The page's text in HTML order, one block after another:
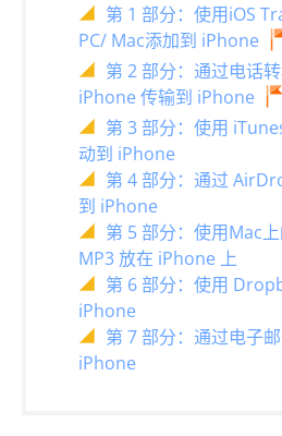
第 1 部分：使用iOS
PC/ Mac添加到 iPhone
第 2 部分：通过电话
iPhone 传输到 iPhone
第 3 部分：使用
动到 iPhone
第 4 部分：通过
到 iPhone
第 5 部分：使用Mac
MP3 放在 iPhone 上
第 6 部分：使用
iPhone
第 7 部分：通过电子
iPhone